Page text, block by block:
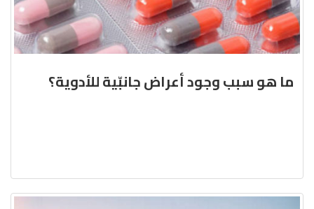
ما هو سبب وجود أعراض جانبّية للأدوية؟